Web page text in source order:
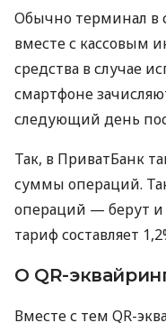
Обычно терминал в
вместе с кассовым
средства в случае
смартфоне
следующий день
Так, в ПриватБанк
суммы операций.
операций — берут и
тариф составляет
О QR-
Вместе с тем QR-